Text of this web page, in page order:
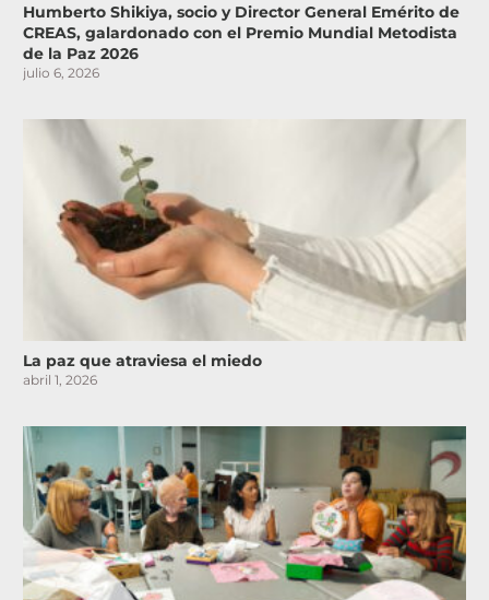
Humberto Shikiya, socio y Director General Emérito de
CREAS, galardonado con el Premio Mundial Metodista
de la Paz 2026
julio 6, 2026
La paz que atraviesa el miedo
abril 1, 2026